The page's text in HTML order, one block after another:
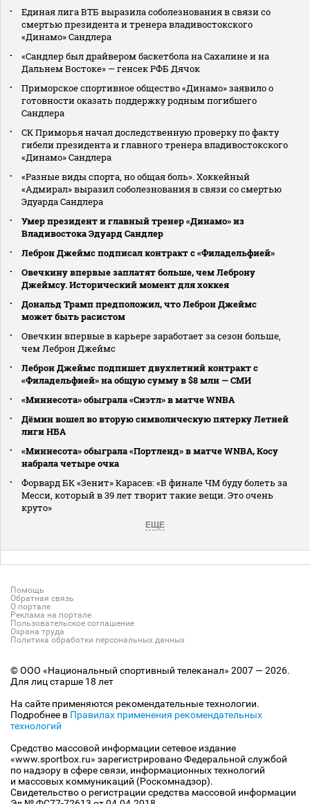
Единая лига ВТБ выразила соболезнования в связи со
смертью президента и тренера владивостокского
«Динамо» Сандлера
«Сандлер был драйвером баскетбола на Сахалине и на
Дальнем Востоке» — генсек РФБ Дячок
Приморское спортивное общество «Динамо» заявило о
готовности оказать поддержку родным погибшего
Сандлера
СК Приморья начал доследственную проверку по факту
гибели президента и главного тренера владивостокского
«Динамо» Сандлера
«Разные виды спорта, но общая боль». Хоккейный
«Адмирал» выразил соболезнования в связи со смертью
Эдуарда Сандлера
Умер президент и главный тренер «Динамо» из
Владивостока Эдуард Сандлер
Леброн Джеймс подписал контракт с «Филадельфией»
Овечкину впервые заплатят больше, чем Леброну
Джеймсу. Исторический момент для хоккея
Дональд Трамп предположил, что Леброн Джеймс
может быть расистом
Овечкин впервые в карьере заработает за сезон больше,
чем Леброн Джеймс
Леброн Джеймс подпишет двухлетний контракт с
«Филадельфией» на общую сумму в $8 млн — СМИ
«Миннесота» обыграла «Сиэтл» в матче WNBA
Дёмин вошел во вторую символическую пятерку Летней
лиги НБА
«Миннесота» обыграла «Портленд» в матче WNBA, Косу
набрала четыре очка
Форвард БК «Зенит» Карасев: «В финале ЧМ буду болеть за
Месси, который в 39 лет творит такие вещи. Это очень
круто»
ЕЩЕ
Помощь
Обратная связь
О портале
Реклама на портале
Пользовательское соглашение
Охрана труда
Политика обработки персональных данных
© ООО «Национальный спортивный телеканал» 2007 — 2026.
Для лиц старше 18 лет
На сайте применяются рекомендательные технологии.
Подробнее в Правилах применения рекомендательных
технологий
Средство массовой информации сетевое издание
«www.sportbox.ru» зарегистрировано Федеральной службой
по надзору в сфере связи, информационных технологий
и массовых коммуникаций (Роскомнадзор).
Свидетельство о регистрации средства массовой информации